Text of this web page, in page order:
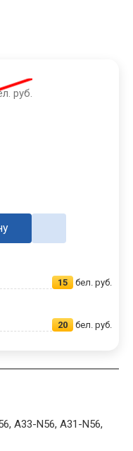
руб.
15 бел. руб.
20 бел. руб.
A33-N56, A31-N56,